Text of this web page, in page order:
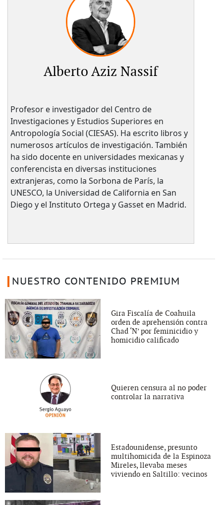
Alberto Aziz Nassif
Profesor e investigador del Centro de
Investigaciones y Estudios Superiores en
Antropología Social (CIESAS). Ha escrito libros y
numerosos artículos de investigación. También
ha sido docente en universidades mexicanas y
conferencista en diversas instituciones
extranjeras, como la Sorbona de París, la
UNESCO, la Universidad de California en San
Diego y el Instituto Ortega y Gasset en Madrid.
NUESTRO CONTENIDO PREMIUM
Gira Fiscalía de Coahuila
orden de aprehensión contra
Chad ‘N’ por feminicidio y
homicidio calificado
Quieren censura al no poder
controlar la narrativa
Estadounidense, presunto
multihomicida de la Espinoza
Mireles, llevaba meses
viviendo en Saltillo: vecinos